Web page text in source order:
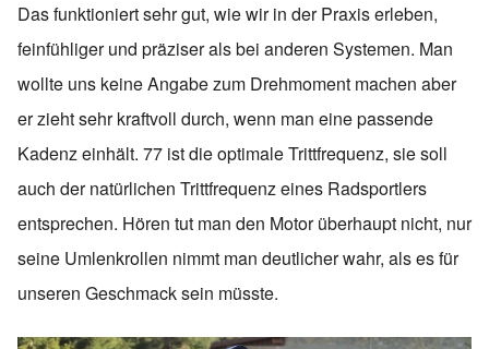
Das funktioniert sehr gut, wie wir in der Praxis erleben,
feinfühliger und präziser als bei anderen Systemen. Man
wollte uns keine Angabe zum Drehmoment machen aber
er zieht sehr kraftvoll durch, wenn man eine passende
Kadenz einhält. 77 ist die optimale Trittfrequenz, sie soll
auch der natürlichen Trittfrequenz eines Radsportlers
entsprechen. Hören tut man den Motor überhaupt nicht, nur
seine Umlenkrollen nimmt man deutlicher wahr, als es für
unseren Geschmack sein müsste.